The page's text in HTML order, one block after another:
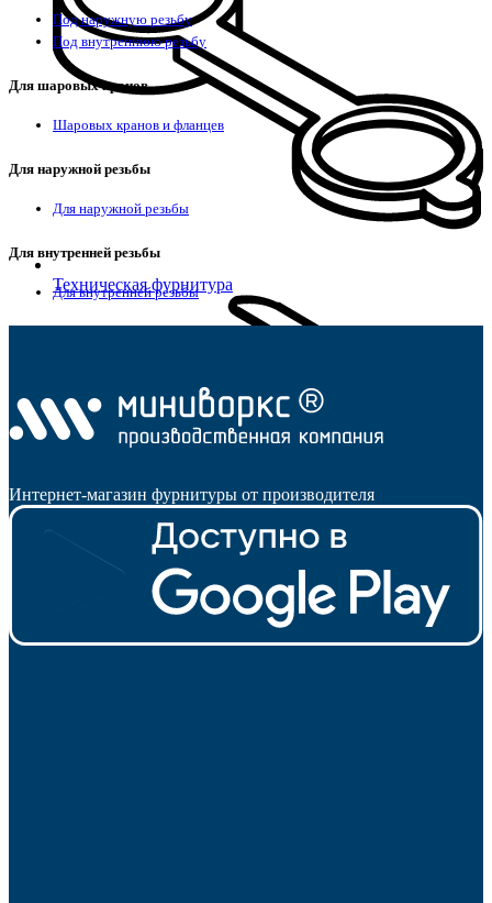
Техническая фурнитура
Под наружную резьбу
Под внутреннюю резьбу
Для шаровых кранов
Шаровых кранов и фланцев
Для наружной резьбы
Для наружной резьбы
Для внутренней резьбы
Для внутренней резьбы
Интернет-магазин фурнитуры от производителя